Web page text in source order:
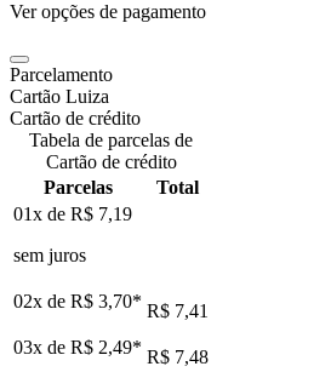
Ver opções de pagamento
Parcelamento
Cartão Luiza
Cartão de crédito
Tabela de parcelas de
Cartão de crédito
Parcelas
Total
01x de R$ 7,19
sem juros
02x de R$ 3,70* R$ 7,41
03x de R$ 2,49* R$ 7,48